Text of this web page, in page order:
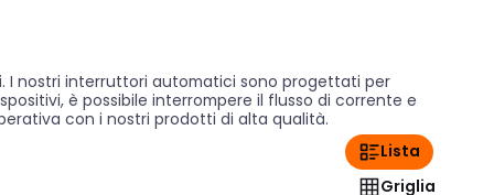
I nostri interruttori automatici sono progettati per
è possibile interrompere il flusso di corrente e
con i nostri prodotti di alta qualità.
Lista
Griglia